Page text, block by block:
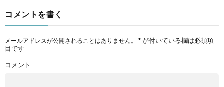
コメントを書く
メールアドレスが公開されることはありません。 *が付いている欄は必須項
目です
コメント